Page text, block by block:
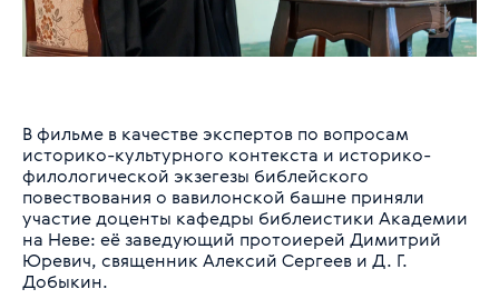
В фильме в качестве экспертов по вопросам
историко-культурного контекста и историко-
филологической экзегезы библейского
повествования о вавилонской башне приняли
участие доценты кафедры библеистики Академии
на Неве: её заведующий протоиерей Димитрий
Юревич, священник Алексий Сергеев и Д. Г.
Добыкин.